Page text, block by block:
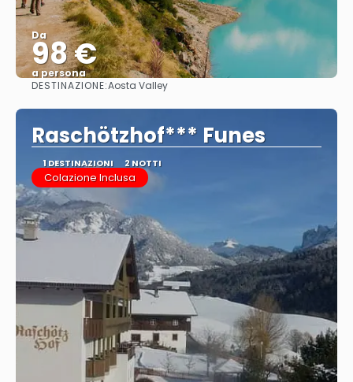
Da
98 €
a persona
Vedere
DESTINAZIONE:Aosta Valley
Raschötzhof*** Funes
1 DESTINAZIONI 2 NOTTI
Colazione Inclusa